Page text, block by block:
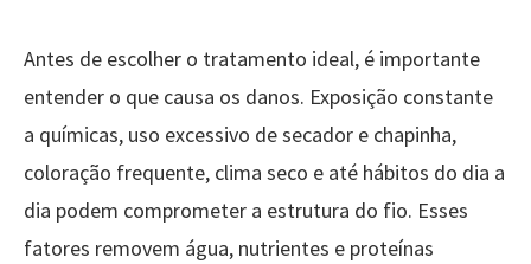
Antes de escolher o tratamento ideal, é importante
entender o que causa os danos. Exposição constante
a químicas, uso excessivo de secador e chapinha,
coloração frequente, clima seco e até hábitos do dia a
dia podem comprometer a estrutura do fio. Esses
fatores removem água, nutrientes e proteínas